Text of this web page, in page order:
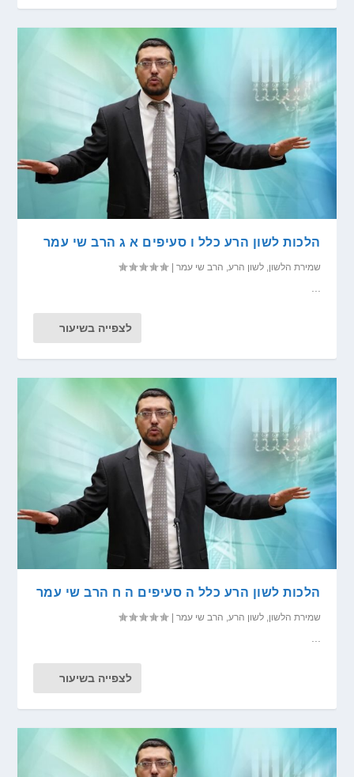
הלכות לשון הרע כלל ו סעיפים א ג הרב שי עמר
שמירת הלשון,לשון הרע, הרב שי עמר |
לצפייה בשיעור
הלכות לשון הרע כלל ה סעיפים ה ח הרב שי עמר
שמירת הלשון,לשון הרע, הרב שי עמר |
לצפייה בשיעור